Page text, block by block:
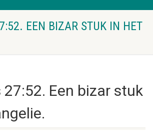
EEN BIZAR STUK IN HET
Een bizar stuk